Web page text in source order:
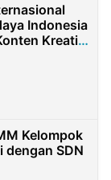
Indonesia
Kreatif
Kelompok
dengan SDN